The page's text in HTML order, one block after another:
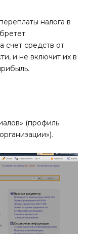
налога в
счет средств от
и не включит их в
(профиль